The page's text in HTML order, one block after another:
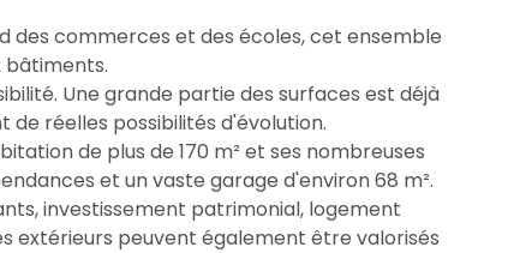
des commerces et des écoles, cet ensemble
bâtiments.
Une grande partie des surfaces est déjà
réelles possibilités d'évolution.
de plus de 170 m² et ses nombreuses
et un vaste garage d'environ 68 m².
investissement patrimonial, logement
extérieurs peuvent également être valorisés